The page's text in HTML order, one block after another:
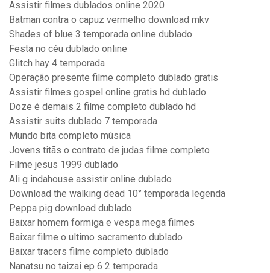
Assistir filmes dublados online 2020
Batman contra o capuz vermelho download mkv
Shades of blue 3 temporada online dublado
Festa no céu dublado online
Glitch hay 4 temporada
Operação presente filme completo dublado gratis
Assistir filmes gospel online gratis hd dublado
Doze é demais 2 filme completo dublado hd
Assistir suits dublado 7 temporada
Mundo bita completo música
Jovens titãs o contrato de judas filme completo
Filme jesus 1999 dublado
Ali g indahouse assistir online dublado
Download the walking dead 10° temporada legenda
Peppa pig download dublado
Baixar homem formiga e vespa mega filmes
Baixar filme o ultimo sacramento dublado
Baixar tracers filme completo dublado
Nanatsu no taizai ep 6 2 temporada